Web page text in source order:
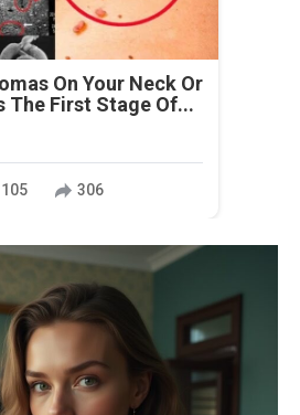
On Your Neck Or
The First Stage Of...
105 306